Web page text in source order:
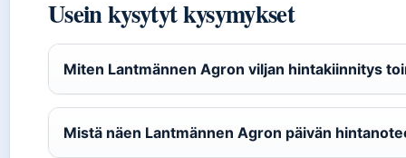
Usein kysytyt kysymykset
Miten Lantmännen Agron viljan hintakiinnitys
Mistä näen Lantmännen Agron päivän